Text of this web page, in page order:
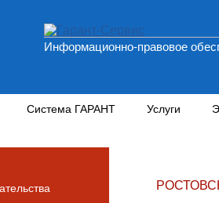
Информационно-правовое
Система ГАРАНТ Услуги